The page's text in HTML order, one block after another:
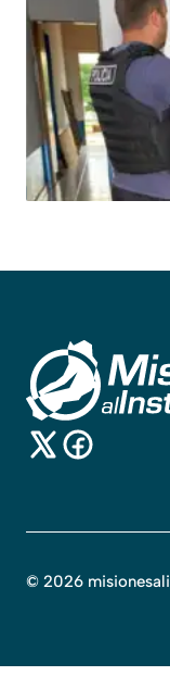
© 2026